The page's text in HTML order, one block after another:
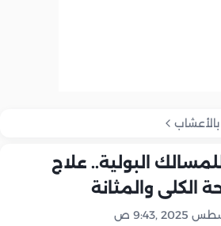
البولية.. علاج
الكلى والمثانة